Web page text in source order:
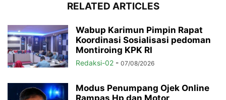
RELATED ARTICLES
Wabup Karimun Pimpin Rapat
Koordinasi Sosialisasi pedoman
Montiroing KPK RI
Redaksi-02 - 07/08/2026
Modus Penumpang Ojek Online